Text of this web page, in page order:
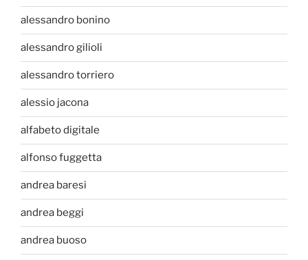
alessandro bonino
alessandro gilioli
alessandro torriero
alessio jacona
alfabeto digitale
alfonso fuggetta
andrea baresi
andrea beggi
andrea buoso